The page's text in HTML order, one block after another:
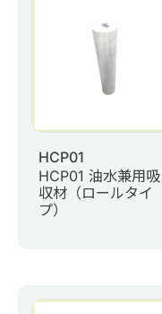
HCP01
HCP01 油水兼用吸
収材（ロールタイ
プ）